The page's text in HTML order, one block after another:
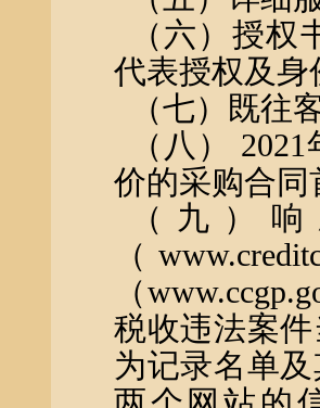
（六）授
代表授权及
（七）既往
（八）
价的采购合
（九）
（
（
税收违法案
为记录名单